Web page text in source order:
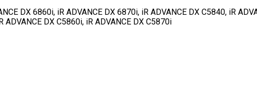
DX 6860i, iR ADVANCE DX 6870i, iR ADVANCE DX C5840, iR
ADVANCE DX C5860i, iR ADVANCE DX C5870i